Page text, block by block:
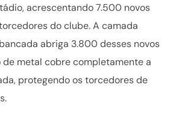
acrescentando 7.500 novos
do clube. A camada
abriga 3.800 desses novos
de metal cobre completamente a
protegendo os torcedores de